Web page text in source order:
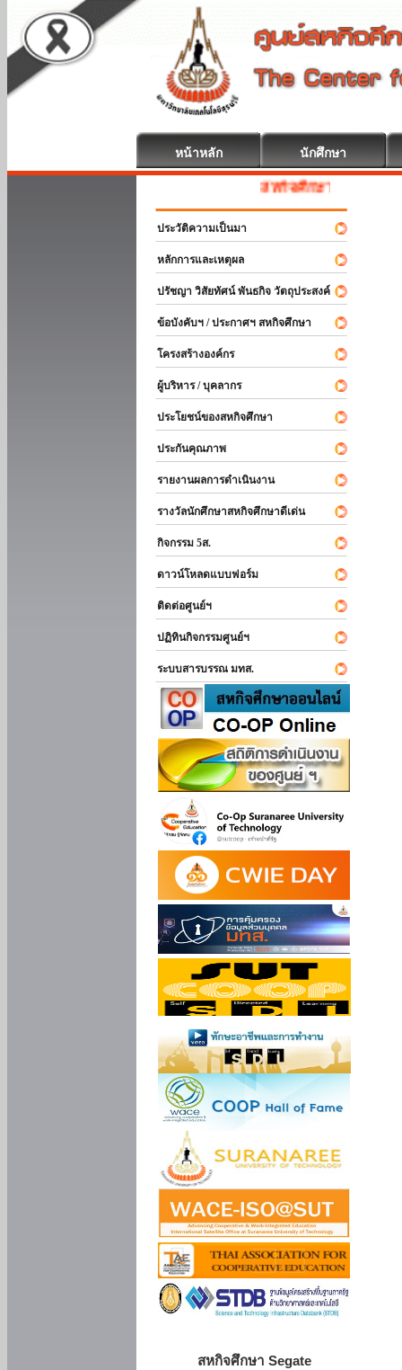
หน้าหลัก นักศึกษา
สหกิจศึกษา ยินดีต้อนรับ
ประวัติความเป็นมา
หลักการและเหตุผล
ปรัชญา วิสัยทัศน์ พันธกิจ วัตถุประสงค์
ข้อบังคับฯ / ประกาศฯ สหกิจศึกษา
โครงสร้างองค์กร
ผู้บริหาร / บุคลากร
ประโยชน์ของสหกิจศึกษา
ประกันคุณภาพ
รายงานผลการดำเนินงาน
รางวัลนักศึกษาสหกิจศึกษาดีเด่น
กิจกรรม 5ส.
ดาวน์โหลดแบบฟอร์ม
ติดต่อศูนย์ฯ
ปฏิทินกิจกรรมศูนย์ฯ
ระบบสารบรรณ มทส.
สหกิจศึกษา Segate